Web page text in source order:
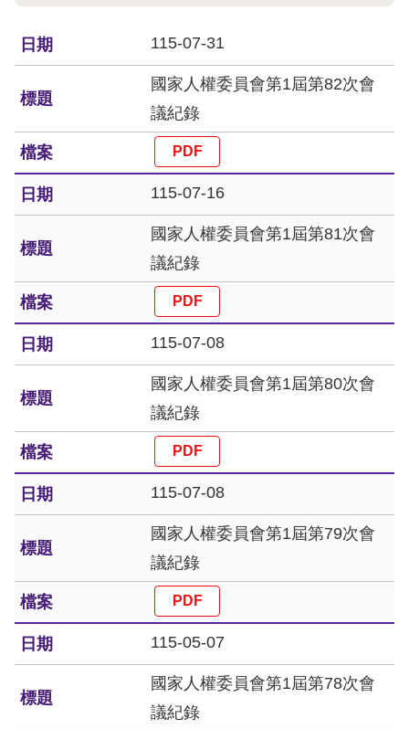
人
權
務
核
心
人
權
公
約
陳
申
訴
人
權
料
庫
無
障
快
115-07-31
國家人權委員會第1屆第82次會
議紀錄
115-07-16
國家人權委員會第1屆第81次會
議紀錄
115-07-08
國家人權委員會第1屆第80次會
議紀錄
115-07-08
國家人權委員會第1屆第79次會
議紀錄
115-05-07
國家人權委員會第1屆第78次會
議紀錄